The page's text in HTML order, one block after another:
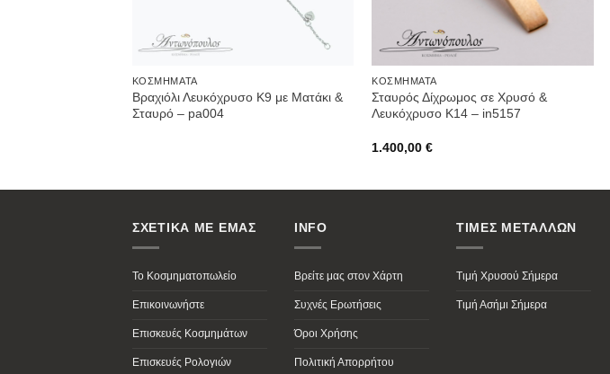
ΚΟΣΜΉΜΑΤΑ
Βραχιόλι Λευκόχρυσο Κ9 με Ματάκι &
Σταυρό – pa004
ΚΟΣΜΉΜΑΤΑ
Σταυρός Δίχρωμος σε Χρυσό &
Λευκόχρυσο Κ14 – in5157
1.400,00€
ΣΧΕΤΙΚΑ ΜΕ ΕΜΑΣ
Το Κοσμηματοπωλείο
Επικοινωνήστε
Επισκευές Κοσμημάτων
Επισκευές Ρολογιών
INFO
Βρείτε μας στον Χάρτη
Συχνές Ερωτήσεις
Όροι Χρήσης
Πολιτική Απορρήτου
ΤΙΜΕΣ ΜΕΤΑΛΛΩΝ
Τιμή Χρυσού Σήμερα
Τιμή Ασήμι Σήμερα